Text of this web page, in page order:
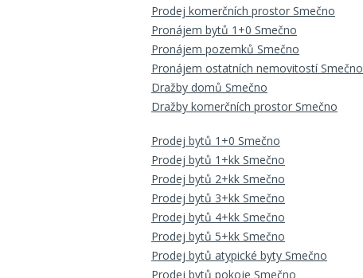
Prodej komerčních prostor Smečno
Pronájem bytů 1+0 Smečno
Pronájem pozemků Smečno
Pronájem ostatních nemovitostí Smečno
Dražby domů Smečno
Dražby komerčních prostor Smečno
Prodej bytů 1+0 Smečno
Prodej bytů 1+kk Smečno
Prodej bytů 2+kk Smečno
Prodej bytů 3+kk Smečno
Prodej bytů 4+kk Smečno
Prodej bytů 5+kk Smečno
Prodej bytů atypické byty Smečno
Prodej bytů pokoje Smečno